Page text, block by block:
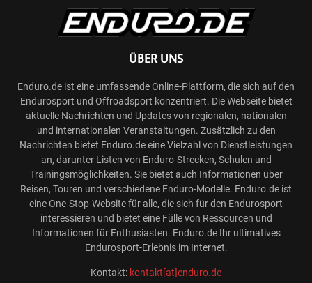
ÜBER UNS
Enduro.de ist eine umfassende Online-Plattform, die sich auf den
Endurosport und Offroadsport konzentriert. Die Webseite bietet
aktuelle Nachrichten und Updates von regionalen, nationalen
und internationalen Veranstaltungen. Zusätzlich zu den
Nachrichten bietet Enduro.de eine Vielzahl von Dienstleistungen
an, darunter Listen von Enduro-Strecken, Schulen und
Trainingsmöglichkeiten. Sie bietet auch Informationen über
Reisen, Touren und verschiedene Enduro-Modelle. Enduro.de ist
eine One-Stop-Website für alle, die sich für den Endurosport
interessieren und bietet eine Fülle von Ressourcen und
Informationen für Enthusiasten. Enduro.de Ihr ultimatives
Endurosport-Erlebnis im Internet.
Kontakt: kontakt[at]enduro.de